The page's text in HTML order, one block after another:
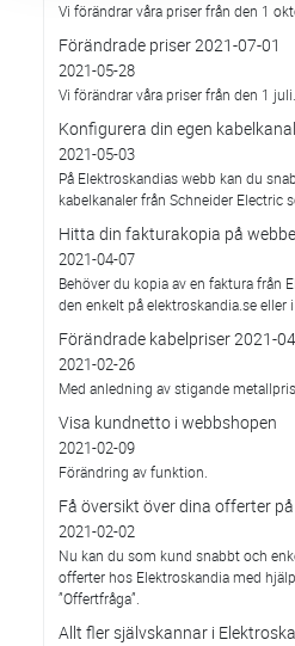
Vi förändrar våra priser från den 1
Förändrade priser 2021-07-01
2021-05-28
Vi förändrar våra priser från den 1 juli.
Konfigurera din egen kabelkanal
2021-05-03
På Elektroskandias webb kan du
kabelkanaler från Schneider Electric
Hitta din fakturakopia på
2021-04-07
Behöver du kopia av en faktura från
den enkelt på elektroskandia.se eller
Förändrade kabelpriser 2021-
2021-02-26
Med anledning av stigande
Visa kundnetto i webbshopen
2021-02-09
Förändring av funktion.
Få översikt över dina offerter
2021-02-02
Nu kan du som kund snabbt och
offerter hos Elektroskandia med
”Offertfråga”.
Allt fler självskannar i